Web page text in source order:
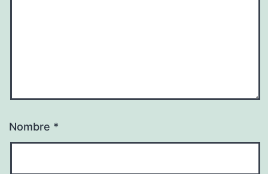
Nombre *